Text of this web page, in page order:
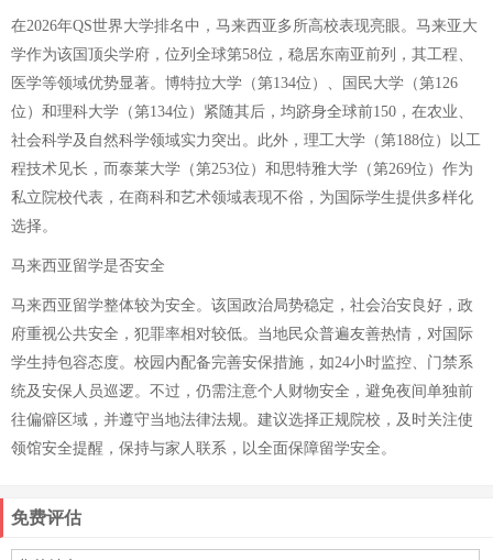
在2026年QS世界大学排名中，马来西亚多所高校表现亮眼。马来亚大
学作为该国顶尖学府，位列全球第58位，稳居东南亚前列，其工程、
医学等领域优势显著。博特拉大学（第134位）、国民大学（第126
位）和理科大学（第134位）紧随其后，均跻身全球前150，在农业、
社会科学及自然科学领域实力突出。此外，理工大学（第188位）以工
程技术见长，而泰莱大学（第253位）和思特雅大学（第269位）作为
私立院校代表，在商科和艺术领域表现不俗，为国际学生提供多样化
选择。
马来西亚留学是否安全
马来西亚留学整体较为安全。该国政治局势稳定，社会治安良好，政
府重视公共安全，犯罪率相对较低。当地民众普遍友善热情，对国际
学生持包容态度。校园内配备完善安保措施，如24小时监控、门禁系
统及安保人员巡逻。不过，仍需注意个人财物安全，避免夜间单独前
往偏僻区域，并遵守当地法律法规。建议选择正规院校，及时关注使
领馆安全提醒，保持与家人联系，以全面保障留学安全。
免费评估